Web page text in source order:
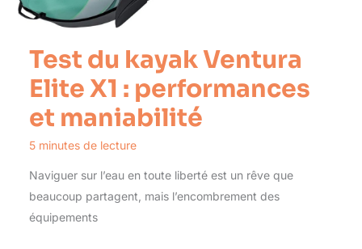
Test du kayak Ventura
Elite X1 : performances
et maniabilité
5 minutes de lecture
Naviguer sur l’eau en toute liberté est un rêve que
beaucoup partagent, mais l’encombrement des
équipements